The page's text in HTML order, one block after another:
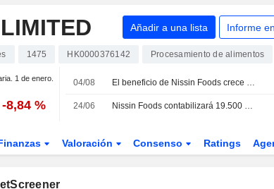
Añadir a una lista Informe
1475 HK0000376142 Procesamiento de alimentos
1 de enero.
-8,84 %
04/08 El beneficio de Nissin Foods crece un 18% en el primer trimestre fiscal impulsado por el negocio internacional
24/06 Nissin Foods contabilizará 19.500 millones JPY en dividendos de sus filiales como ingresos
Valoración Consenso Ratings